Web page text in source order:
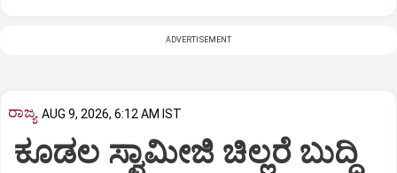
ADVERTISEMENT
ರಾಜ್ಯ AUG 9, 2026, 6:12 AM IST
ಕೂಡಲ ಸ್ವಾಮೀಜಿ ಚಿಲ್ಲರೆ ಬುದ್ಧಿ